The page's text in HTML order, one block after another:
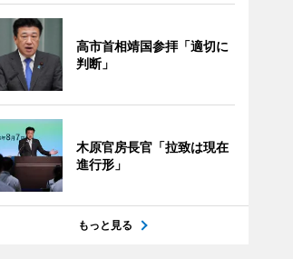
高市首相靖国参拝「適切に
判断」
木原官房長官「拉致は現在
進行形」
もっと見る